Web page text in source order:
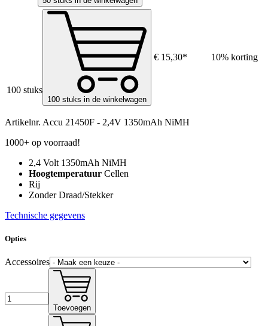
100 stuks
100 stuks in de winkelwagen
€ 15,30* 10% korting
Artikelnr. Accu 21450F - 2,4V 1350mAh NiMH
1000+ op voorraad!
2,4 Volt 1350mAh NiMH
Hoogtemperatuur Cellen
Rij
Zonder Draad/Stekker
Technische gegevens
Opties
Accessoires
Toevoegen